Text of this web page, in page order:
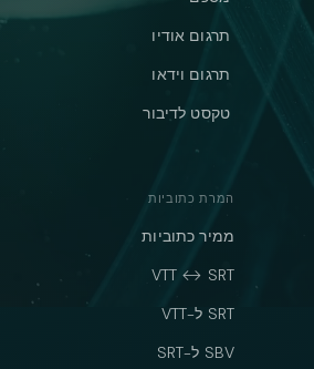
תרגום אודיו
תרגום וידאו
טקסט לדיבור
המרת כתוביות
ממיר כתוביות
VTT ↔ SRT
SRT ל-VTT
SBV ל-SRT